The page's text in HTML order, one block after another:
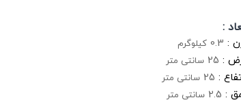
:
:
0.3 کیلوگرم
:
25 سانتی متر
:
25 سانتی متر
:
2.5 سانتی متر